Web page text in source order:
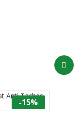
-15%